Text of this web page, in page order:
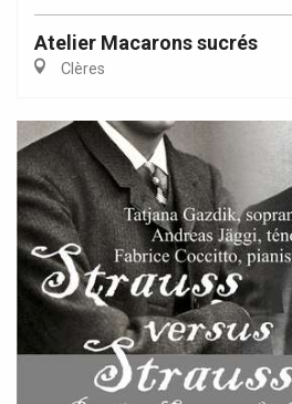
Atelier Macarons sucrés
Clères